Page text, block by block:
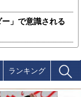
」で意識される
ランキング